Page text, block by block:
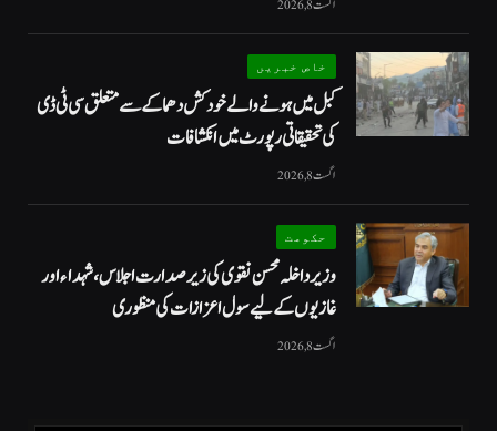
خاص خبریں
کبل میں ہونے والے خودکش دھماکے سے متعلق سی ٹی ڈی
کی تحقیقاتی رپورٹ میں انکشافات
اگست 8, 2026
حکومت
وزیرداخلہ محسن نقوی کی زیر صدارت اجلاس، شہداء اور
غازیوں کے لیے سول اعزازات کی منظوری
اگست 8, 2026